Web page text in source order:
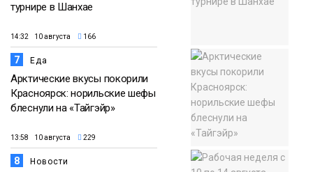
турнире в Шанхае
14:32 10 августа 166
7 Еда
Арктические вкусы покорили
Красноярск: норильские шефы
блеснули на «Тайгэйр»
13:58 10 августа 229
8 Новости